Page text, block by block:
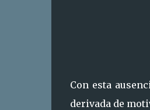
Con esta
derivada de